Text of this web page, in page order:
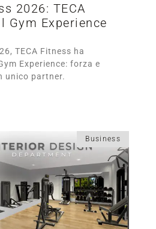
2026: TECA
Gym Experience
TECA Fitness ha
Experience: forza e
unico partner.
Business